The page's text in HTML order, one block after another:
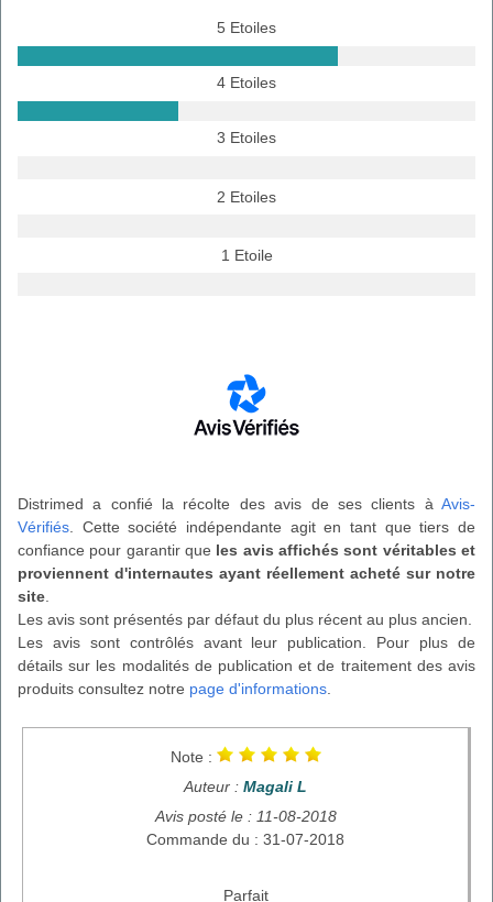
5 Etoiles
4 Etoiles
3 Etoiles
2 Etoiles
1 Etoile
Distrimed a confié la récolte des avis de ses clients à Avis-
Vérifiés. Cette société indépendante agit en tant que tiers de
confiance pour garantir que les avis affichés sont véritables et
proviennent d'internautes ayant réellement acheté sur notre
site.
Les avis sont présentés par défaut du plus récent au plus ancien.
Les avis sont contrôlés avant leur publication. Pour plus de
détails sur les modalités de publication et de traitement des avis
produits consultez notre page d'informations.
Note :
Auteur : Magali L
Avis posté le : 11-08-2018
Commande du : 31-07-2018
Parfait